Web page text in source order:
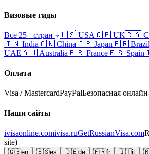
Визовые гиды
Все 25+ стран 🇺🇸 USA🇬🇧 UK🇨🇦
🇮🇳 India🇨🇳 China🇯🇵 Japan🇧🇷 Brazil
UAE🇦🇺 Australia🇫🇷 France🇪🇸 Spain
Оплата
Visa / MastercardPayPalБезопасная
Наши сайты
ivisaonline.comivisa.ruGetRussianVisa.com
site)
🇬🇧en 🇪🇸es 🇩🇪de 🇫🇷fr 🇮🇹it